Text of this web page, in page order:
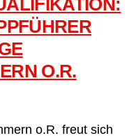
O.R.
o.R. freut sich